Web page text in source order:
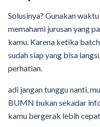
Solusinya? Gunakan
memahami jurusan yang
kamu. Karena ketika
sudah siap yang bisa
perhatian.
adi jangan tunggu nanti,
BUMN bukan sekadar
kamu bergerak lebih